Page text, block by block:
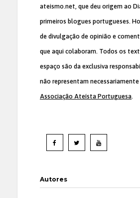
ateismo.net, que deu origem ao
primeiros blogues portugueses.
de divulgação de opinião e
que aqui colaboram. Todos os
espaço são da exclusiva
não representam
Associação Ateísta Portuguesa.
Autores